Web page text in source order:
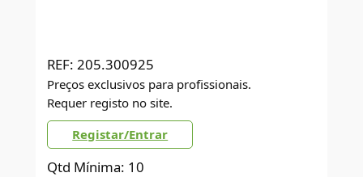
REF: 205.300925
Preços exclusivos para profissionais.
Requer registo no site.
Registar/Entrar
Qtd Mínima: 10